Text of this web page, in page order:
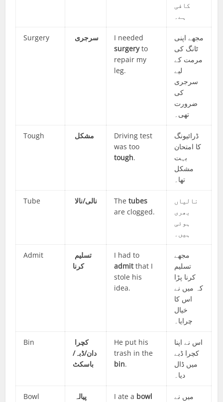
کافی
ہے۔
Surgery سرجری
I needed
surgeryto
repair my
leg.
مجھے اپنی
ٹانگ کی
مرمت کے
لیے
سرجری
کی
ضرورت
تھی۔
Tough مشکل
Driving test
was too
tough.
ڈرائیونگ
کا امتحان
بہت
مشکل
تھا۔
Tube نالی/نالا Thetubes
are clogged.
نالیاں
بھری
ہوئی
ہیں۔
Admit
کرنا
I had to
admitthat I
stole his
idea.
مجھے
تسلیم
کرنا پڑا
کہ میں نے
اس کا
خیال
چرایا۔
Bin
دان/ڈبہ/
باسکٹ
He put his
trash in the
bin.
اس نے اپنا
کچرا ڈبے
میں ڈال
دیا۔
Bowl پیالہ I ate a bowl
میں نے